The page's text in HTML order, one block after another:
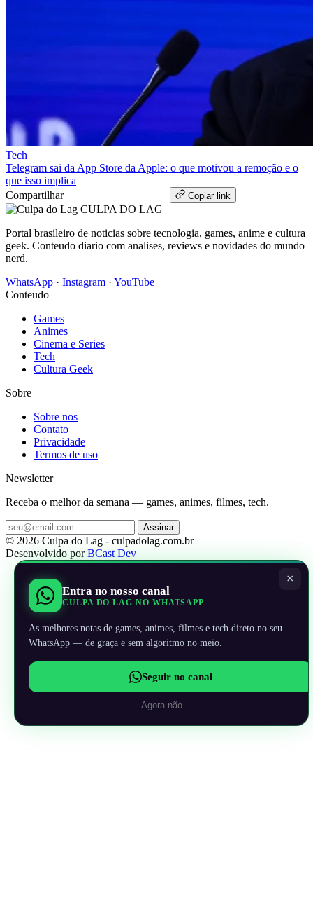
Tech
Telegram sai da App Store da Apple: o que motivou a remoção e o
que isso implica
Compartilhar
Copiar link
CULPA DO LAG
Portal brasileiro de noticias sobre tecnologia, games, anime e cultura
geek. Conteudo diario com analises, reviews e novidades do mundo
nerd.
WhatsApp · Instagram · YouTube
Conteudo
Games
Animes
Cinema e Series
Tech
Cultura Geek
Sobre
Sobre nos
Contato
Privacidade
Termos de uso
Newsletter
Receba o melhor da semana — games, animes, filmes, tech.
Assinar
© 2026 Culpa do Lag - culpadolag.com.br
Desenvolvido porBCast Dev
×
Entra no nosso canal
CULPA DO LAG NO WHATSAPP
As melhores notas de games, animes, filmes e tech direto no seu
WhatsApp — de graça e sem algoritmo no meio.
Seguir no canal
Agora não